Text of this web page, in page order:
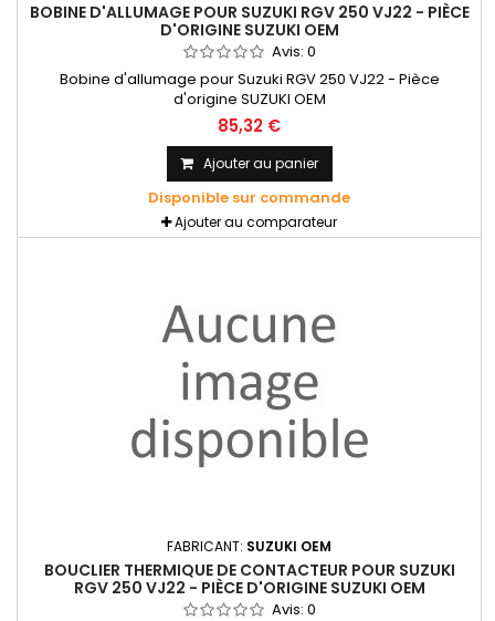
BOBINE D'ALLUMAGE POUR SUZUKI RGV 250 VJ22 - PIÈCE
D'ORIGINE SUZUKI OEM
Avis: 0
Bobine d'allumage pour Suzuki RGV 250 VJ22 - Pièce
d'origine SUZUKI OEM
85,32 €
Ajouter au panier
Disponible sur commande
Ajouter au comparateur
FABRICANT: SUZUKI OEM
BOUCLIER THERMIQUE DE CONTACTEUR POUR SUZUKI
RGV 250 VJ22 - PIÈCE D'ORIGINE SUZUKI OEM
Avis: 0